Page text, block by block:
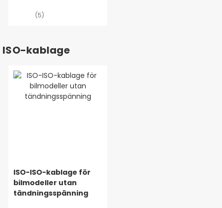
(5)
ISO-kablage
ISO-ISO-kablage för
bilmodeller utan
tändningsspänning